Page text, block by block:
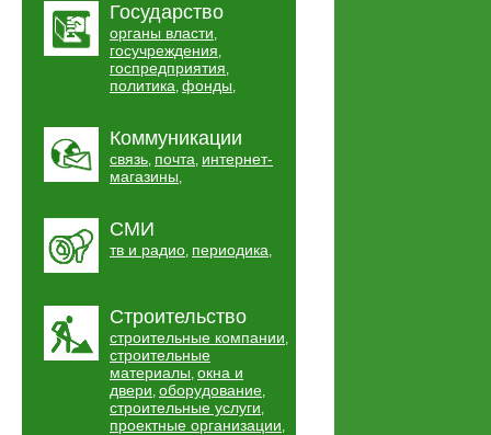
Государство
органы власти,
госучреждения,
госпредприятия,
политика, фонды,
Коммуникации
связь, почта, интернет-
магазины,
СМИ
тв и радио, периодика,
Строительство
строительные компании,
строительные
материалы, окна и
двери, оборудование,
строительные услуги,
проектные организации,